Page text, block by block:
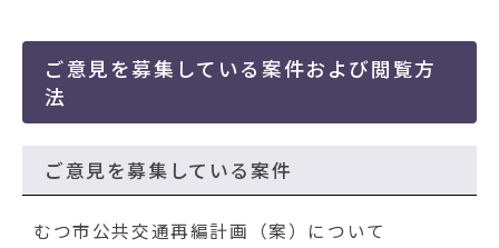
ご意見を募集している案件および閲覧方
法
ご意見を募集している案件
むつ市公共交通再編計画（案）について